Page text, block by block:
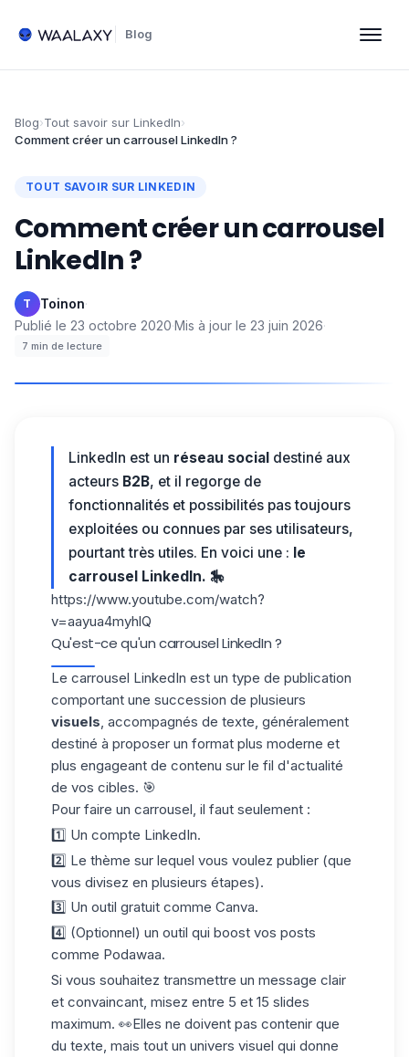
Blog
Blog›Tout savoir sur LinkedIn›
Comment créer un carrousel LinkedIn ?
TOUT SAVOIR SUR LINKEDIN
Comment créer un carrousel
LinkedIn ?
T Toinon·
Publié le 23 octobre 2020·Mis à jour le 23 juin 2026·
7 min de lecture
LinkedIn est un réseau social destiné aux
acteurs B2B, et il regorge de
fonctionnalités et possibilités pas toujours
exploitées ou connues par ses utilisateurs,
pourtant très utiles. En voici une : le
carrousel LinkedIn. 🎠
https://www.youtube.com/watch?
v=aayua4myhlQ
Qu'est-ce qu'un carrousel LinkedIn ?
Le carrousel LinkedIn est un type de publication
comportant une succession de plusieurs
visuels, accompagnés de texte, généralement
destiné à proposer un format plus moderne et
plus engageant de contenu sur le fil d'actualité
de vos cibles. 🎯
Pour faire un carrousel, il faut seulement :
1️⃣ Un compte LinkedIn.
2️⃣ Le thème sur lequel vous voulez publier (que
vous divisez en plusieurs étapes).
3️⃣ Un outil gratuit comme Canva.
4️⃣ (Optionnel) un outil qui boost vos posts
comme Podawaa.
Si vous souhaitez transmettre un message clair
et convaincant, misez entre 5 et 15 slides
maximum. 👀Elles ne doivent pas contenir que
du texte, mais tout un univers visuel qui donne